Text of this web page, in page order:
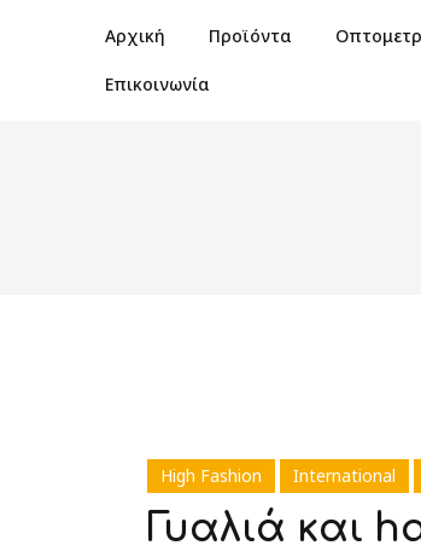
Αρχική Προϊόντα
Επικοινωνία
High Fashion International
Γυαλιά και